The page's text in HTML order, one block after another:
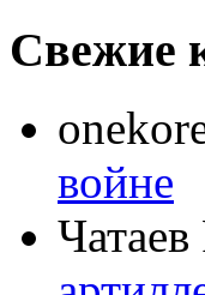
Свежие
войне